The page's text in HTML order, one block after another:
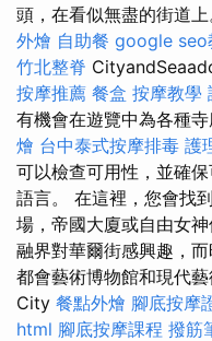
頭，在看似無盡的街道上
外燴 自助餐 google seo
竹北整脊
按摩推薦 餐盒 按摩教學
有機會在遊覽中為各種
燴 台中泰式按摩排毒 護
可以檢查可用性，並確
語言。 在這裡，您會找
場，帝國大廈或自由女
融界對華爾街感興趣，
都會藝術博物館和現代
City 餐點外燴 腳底按摩
html 腳底按摩課程 撥筋